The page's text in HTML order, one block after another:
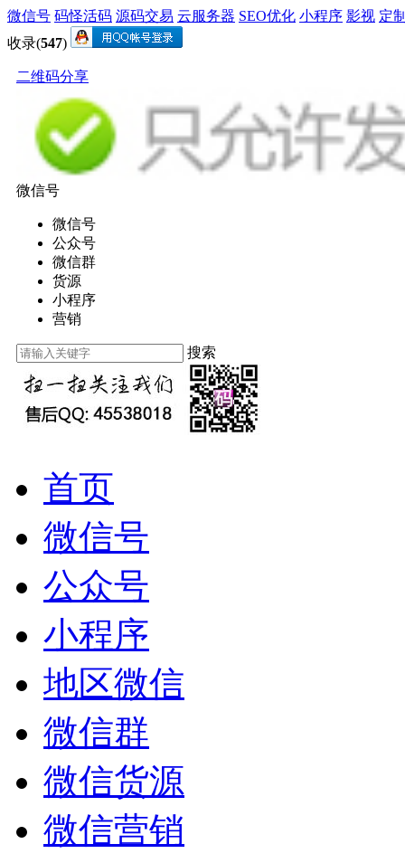
微信号 码怪活码 源码交易 云服务器 SEO优化 小程序 影视 定
收录(547)
二维码分享
微信号
微信号
公众号
微信群
货源
小程序
营销
搜索
首页
微信号
公众号
小程序
地区微信
微信群
微信货源
微信营销